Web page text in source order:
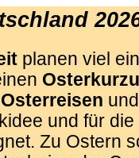
planen viel
Osterreisen
und für
Zu Ostern